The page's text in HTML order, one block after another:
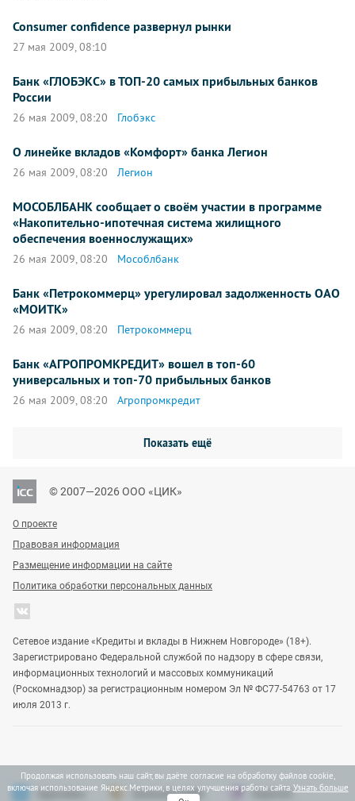
Продолжая использовать наш сайт, вы даёте согласие на обработку файлов cookie,
включая использование Яндекс.Метрики, в целях улучшения работы сайта.Узнать больше
Consumer confidence развернул рынки
27 мая 2009, 08:10
Банк «ГЛОБЭКС» в ТОП-20 самых прибыльных банков
России
26 мая 2009, 08:20 Глобэкс
О линейке вкладов «Комфорт» банка Легион
26 мая 2009, 08:20 Легион
МОСОБЛБАНК сообщает о своём участии в программе
«Накопительно-ипотечная система жилищного
обеспечения военнослужащих»
26 мая 2009, 08:20 Мособлбанк
Банк «Петрокоммерц» урегулировал задолженность ОАО
«МОИТК»
26 мая 2009, 08:20 Петрокоммерц
Банк «АГРОПРОМКРЕДИТ» вошел в топ-60
универсальных и топ-70 прибыльных банков
26 мая 2009, 08:20 Агропромкредит
Показать ещё
© 2007—2026 ООО «ЦИК»
О проекте
Правовая информация
Размещение информации на сайте
Политика обработки персональных данных
Сетевое издание «Кредиты и вклады в Нижнем Новгороде» (18+).
Зарегистрировано Федеральной службой по надзору в сфере связи,
информационных технологий и массовых коммуникаций
(Роскомнадзор) за регистрационным номером Эл № ФС77-54763 от 17
июля 2013 г.
Vgoroden DomostroyNN Gipernn